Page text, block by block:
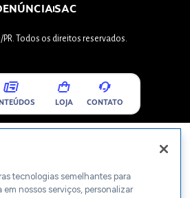
SAC
Todos os direitos reservados.
LOJA CONTATO
tecnologias semelhantes para
em nossos serviços, personalizar